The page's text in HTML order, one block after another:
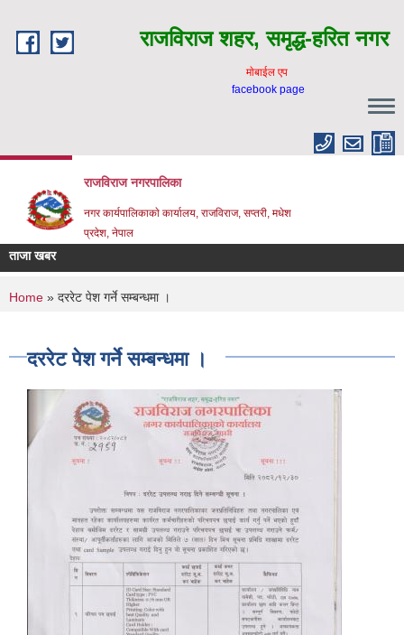
राजविराज शहर, समृद्ध-हरित नगर
माेबाईल एप
facebook page
राजविराज नगरपालिका
नगर कार्यपालिकाकाे कार्यालय, राजविराज, सप्तरी, मधेश
प्रदेश, नेपाल
ताजा खबर
You are here
Home » दररेट पेश गर्ने सम्बन्धमा ।
दररेट पेश गर्ने सम्बन्धमा ।